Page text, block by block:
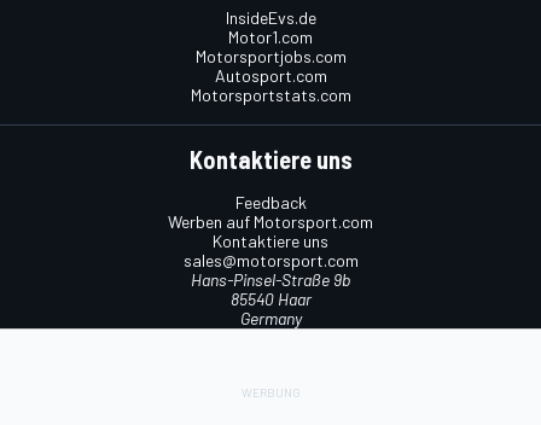
InsideEvs.de
Motor1.com
Motorsportjobs.com
Autosport.com
Motorsportstats.com
Kontaktiere uns
Feedback
Werben auf Motorsport.com
Kontaktiere uns
sales@motorsport.com
Hans-Pinsel-Straße 9b
85540 Haar
Germany
Utiq verwalten